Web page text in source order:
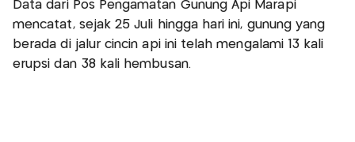
Data dari Pos Pengamatan Gunung Api Marapi
mencatat, sejak 25 Juli hingga hari ini, gunung yang
berada di jalur cincin api ini telah mengalami 13 kali
erupsi dan 38 kali hembusan.